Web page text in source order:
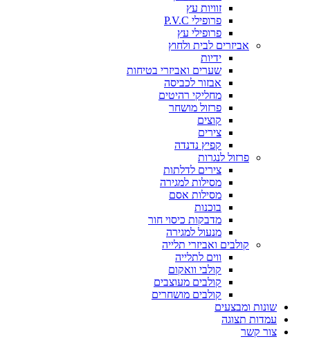
זוויות עץ
פרופילי P.V.C
פרופילי עץ
אביזרים לבית ולחוץ
ידיות
שערים ואביזרי בטיחות
אבזור לכביסה
מחליקי רהיטים
פרזול מושחר
קוצים
צירים
קפיץ נדנדה
פרזול לנגרות
צירים לדלתות
מסילות למגירה
מסילות אסם
בוכנות
מדבקות כיסוי חור
מנעול למגירה
קולבים ואביזרי תלייה
ווים לתלייה
קולבי וואקום
קולבים מעוצבים
קולבים מושחרים
שונות ומבצעים
עמדות תצוגה
צור קשר